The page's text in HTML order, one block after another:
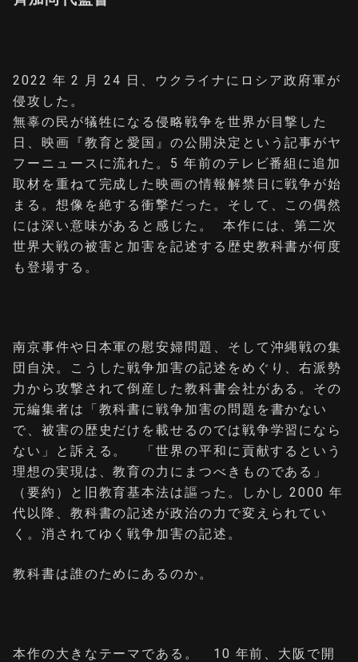
2022 年 2 ⽉ 24 ⽇、ウクライナにロシア政府軍が
侵攻した。
無辜の⺠が犠牲になる侵略戦争を世界が⽬撃した
⽇、映画『教育と愛国』の公開決定という記事がヤ
フーニュースに流れた。5 年前のテレビ番組に追加
取材を重ねて完成した映画の情報解禁⽇に戦争が始
まる。想像を絶する衝撃だった。そして、この偶然
には深い意味があると感じた。 本作には、第⼆次
世界⼤戦の被害と加害を記述する歴史教科書が何度
も登場する。
南京事件や⽇本軍の慰安婦問題、そして沖縄戦の集
団⾃決。こうした戦争加害の記述をめぐり、右派勢
⼒から攻撃されて倒産した教科書会社がある。その
元編集者は「教科書に戦争加害の問題を書かない
で、被害の歴史だけを載せるのでは戦争学習になら
ない」と訴える。 「世界の平和に貢献するという
理想の実現は、教育の⼒にまつべきものである」
（要約）と旧教育基本法は謳った。しかし 2000 年
代以降、教科書の記述が政治の⼒で変えられてい
く。消されてゆく戦争加害の記述。
教科書は誰のためにあるのか。
本作の⼤きなテーマである。 10 年前、⼤阪で開